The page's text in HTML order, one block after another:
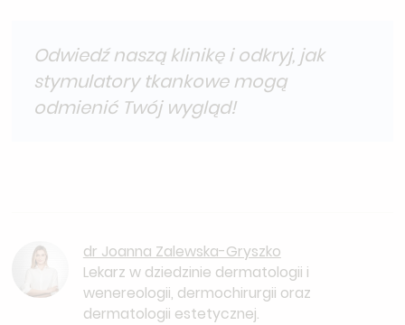
Odwiedź naszą klinikę i odkryj, jak
stymulatory tkankowe mogą
odmienić Twój wygląd!
dr Joanna Zalewska-Gryszko
Lekarz w dziedzinie dermatologii i
wenereologii, dermochirurgii oraz
dermatologii estetycznej.